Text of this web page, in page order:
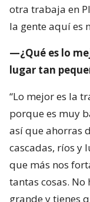
otra trabaja en
la gente aquí es
—¿Qué es lo
lugar tan
“Lo mejor es la
porque es muy
así que ahorras
cascadas, ríos y
que más nos
tantas cosas.
grande y tienes